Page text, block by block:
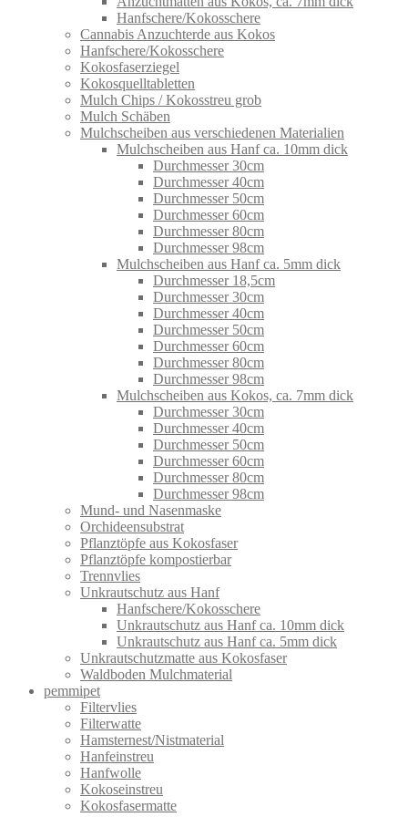
Hanfschere/Kokosschere
Cannabis Anzuchterde aus Kokos
Hanfschere/Kokosschere
Kokosfaserziegel
Kokosquelltabletten
Mulch Chips / Kokosstreu grob
Mulch Schäben
Mulchscheiben aus verschiedenen Materialien
Mulchscheiben aus Hanf ca. 10mm dick
Durchmesser 30cm
Durchmesser 40cm
Durchmesser 50cm
Durchmesser 60cm
Durchmesser 80cm
Durchmesser 98cm
Mulchscheiben aus Hanf ca. 5mm dick
Durchmesser 18,5cm
Durchmesser 30cm
Durchmesser 40cm
Durchmesser 50cm
Durchmesser 60cm
Durchmesser 80cm
Durchmesser 98cm
Mulchscheiben aus Kokos, ca. 7mm dick
Durchmesser 30cm
Durchmesser 40cm
Durchmesser 50cm
Durchmesser 60cm
Durchmesser 80cm
Durchmesser 98cm
Mund- und Nasenmaske
Orchideensubstrat
Pflanztöpfe aus Kokosfaser
Pflanztöpfe kompostierbar
Trennvlies
Unkrautschutz aus Hanf
Hanfschere/Kokosschere
Unkrautschutz aus Hanf ca. 10mm dick
Unkrautschutz aus Hanf ca. 5mm dick
Unkrautschutzmatte aus Kokosfaser
Waldboden Mulchmaterial
pemmipet
Filtervlies
Filterwatte
Hamsternest/Nistmaterial
Hanfeinstreu
Hanfwolle
Kokoseinstreu
Kokosfasermatte